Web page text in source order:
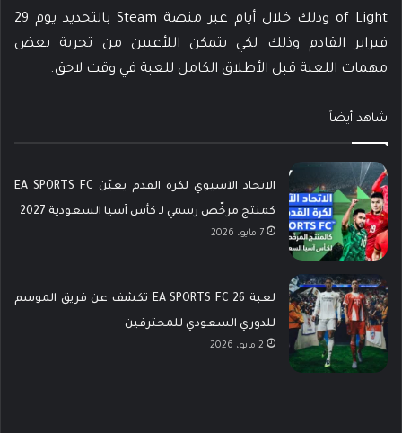
of Light وذلك خلال أيام عبر منصة Steam بالتحديد يوم 29
فبراير القادم وذلك لكي يتمكن اللأعبين من تجربة بعض
مهمات اللعبة قبل الأطلاق الكامل للعبة في وقت لاحق.
شاهد أيضاً
الاتحاد الآسيوي لكرة القدم يعيّن EA SPORTS FC
كمنتج مرخّص رسمي لـ كأس آسيا السعودية 2027
7 مايو، 2026
لعبة EA SPORTS FC 26 تكشف عن فريق الموسم
للدوري السعودي للمحترفين
2 مايو، 2026